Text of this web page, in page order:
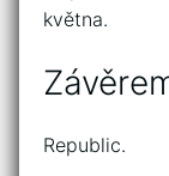
května.
Republic.